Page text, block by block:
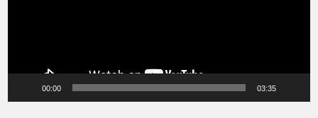
00:00 03:35